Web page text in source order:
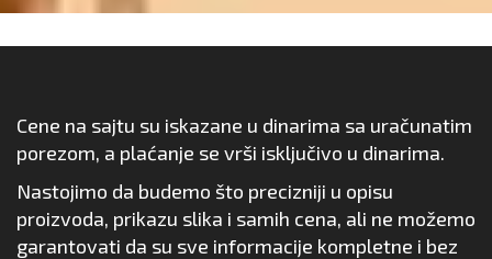
Cene na sajtu su iskazane u dinarima sa uračunatim
porezom, a plaćanje se vrši isključivo u dinarima.
Nastojimo da budemo što precizniji u opisu
proizvoda, prikazu slika i samih cena, ali ne možemo
garantovati da su sve informacije kompletne i bez